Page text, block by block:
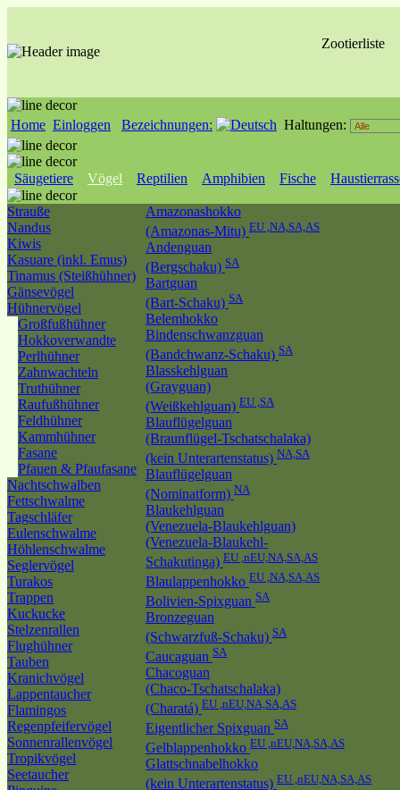
Zootierliste
Home Einloggen Bezeichnungen: Haltungen:
Säugetiere Vögel Reptilien Amphibien Fische
Strauße
Nandus
Kiwis
Kasuare (inkl. Emus)
Tinamus (Steißhühner)
Gänsevögel
Hühnervögel
Großfußhühner
Hokkoverwandte
Perlhühner
Zahnwachteln
Truthühner
Raufußhühner
Feldhühner
Kammhühner
Fasane
Pfauen & Pfaufasane
Nachtschwalben
Fettschwalme
Tagschläfer
Eulenschwalme
Höhlenschwalme
Seglervögel
Turakos
Trappen
Kuckucke
Stelzenrallen
Flughühner
Tauben
Kranichvögel
Lappentaucher
Flamingos
Regenpfeifervögel
Sonnenrallenvögel
Tropikvögel
Seetaucher
Amazonashokko
(Amazonas-Mitu) EU ,NA,SA,AS
Andenguan
(Bergschaku) SA
Bartguan
(Bart-Schaku) SA
Belemhokko
Bindenschwanzguan
(Bandchwanz-Schaku) SA
Blasskehlguan
(Grayguan)
(Weißkehlguan) EU ,SA
Blauflügelguan
(Braunflügel-Tschatschalaka)
(kein Unterartenstatus) NA,SA
Blauflügelguan
(Nominatform) NA
Blaukehlguan
(Venezuela-Blaukehlguan)
(Venezuela-Blaukehl-
Schakutinga) EU ,nEU,NA,SA,AS
Blaulappenhokko EU ,NA,SA,AS
Bolivien-Spixguan SA
Bronzeguan
(Schwarzfuß-Schaku) SA
Caucaguan SA
Chacoguan
(Chaco-Tschatschalaka)
(Charatá) EU ,nEU,NA,SA,AS
Eigentlicher Spixguan SA
Gelblappenhokko EU ,nEU,NA,SA,AS
Glattschnabelhokko
(kein Unterartenstatus) EU ,nEU,NA,SA,AS